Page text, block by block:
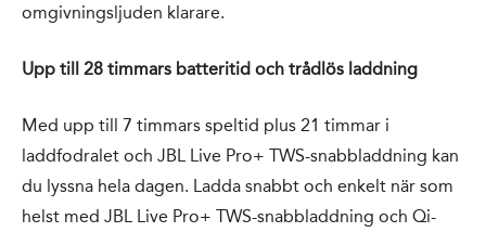
omgivningsljuden klarare.
Upp till 28 timmars batteritid och trådlös laddning
Med upp till 7 timmars speltid plus 21 timmar i
laddfodralet och JBL Live Pro+ TWS-snabbladdning kan
du lyssna hela dagen. Ladda snabbt och enkelt när som
helst med JBL Live Pro+ TWS-snabbladdning och Qi-